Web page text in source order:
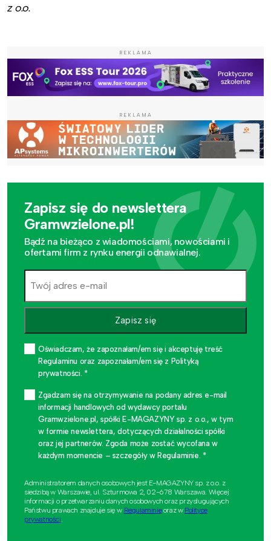
z o.o.
REKLAMA
REKLAMA
Zapisz się do newslettera
Gramwzielone.pl!
Bądź na bieżąco z wiadomościami, nowościami i
ofertami firm z rynku energii odnawialnej.
Zapisz się
Oświadczam, że zapoznałam/em się i akceptuję treść
Regulaminu oraz zapoznałam/em się z Polityką
prywatności. *
Zgadzam się na otrzymywanie na podany adres e-mail
informacji handlowych od wydawcy portalu
Gramwzielone.pl, spółki E-MAGAZYNY sp. z o.o., w tym
w formie newslettera, dotyczących działalności spółki
oraz jej partnerów. Zgoda może zostać wycofana w
każdym momencie – szczegóły w Regulaminie. *
Administratorem danych osobowych jest E-MAGAZYNY sp. z o.o. z
siedzibą w Warszawie, ul. Szturmowa 2, 02-678 Warszawa. Więcej
informacji o przetwarzaniu danych osobowych oraz przysługujących
Państwu prawach znajduje się w Regulaminieoraz w Polityce
prywatności.